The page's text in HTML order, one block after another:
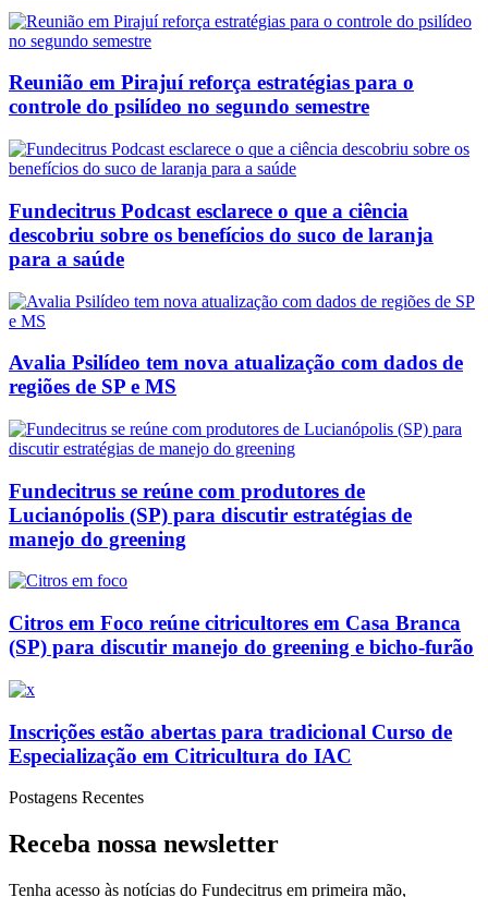
Reunião em Pirajuí reforça estratégias para o
controle do psilídeo no segundo semestre
Fundecitrus Podcast esclarece o que a ciência
descobriu sobre os benefícios do suco de laranja
para a saúde
Avalia Psilídeo tem nova atualização com dados de
regiões de SP e MS
Fundecitrus se reúne com produtores de
Lucianópolis (SP) para discutir estratégias de
manejo do greening
Citros em Foco reúne citricultores em Casa Branca
(SP) para discutir manejo do greening e bicho-furão
Inscrições estão abertas para tradicional Curso de
Especialização em Citricultura do IAC
Postagens Recentes
Receba nossa newsletter
Tenha acesso às notícias do Fundecitrus em primeira mão,